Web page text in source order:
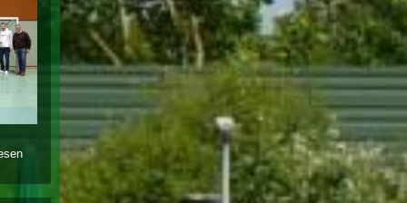
über vgh-cup
geht an den
sv werder
bremen;